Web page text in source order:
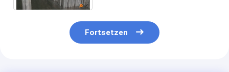
Fortsetzen